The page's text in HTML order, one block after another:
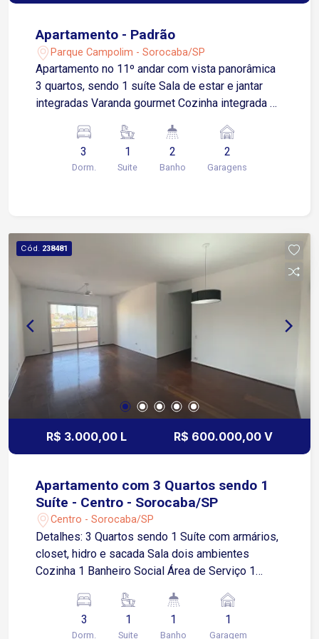
Apartamento - Padrão
Parque Campolim - Sorocaba/SP
Apartamento no 11º andar com vista panorâmica
3 quartos, sendo 1 suíte Sala de estar e jantar
integradas Varanda gourmet Cozinha integrada 2
Campolim Próximo aos melhores comércios,
serviços, supermercados, restaurantes e escolas
da região Aproximadamente 5 minutos da
conveniência, mobilidade e acesso rápido a uma
ampla variedade de comércios e serviços
Academia Salão de festas Quadra poliesportiva
Será concluído a instalação do piso nos
dormitórios, a pintura e os serviços elétricos.
3
Dorm.
1
Suite
2
Banho
2
Garagens
Cód. 238481
R$ 3.000,00 L R$ 600.000,00 V
Apartamento com 3 Quartos sendo 1
Suíte - Centro - Sorocaba/SP
Centro - Sorocaba/SP
Detalhes: 3 Quartos sendo 1 Suíte com armários,
closet, hidro e sacada Sala dois ambientes
Cozinha 1 Banheiro Social Área de Serviço 1
praticidade para o dia a dia, estando a
aproximadamente: 2 minutos da Rua da Penha e
3
Dorm.
1
Suite
1
Banho
1
Garagem